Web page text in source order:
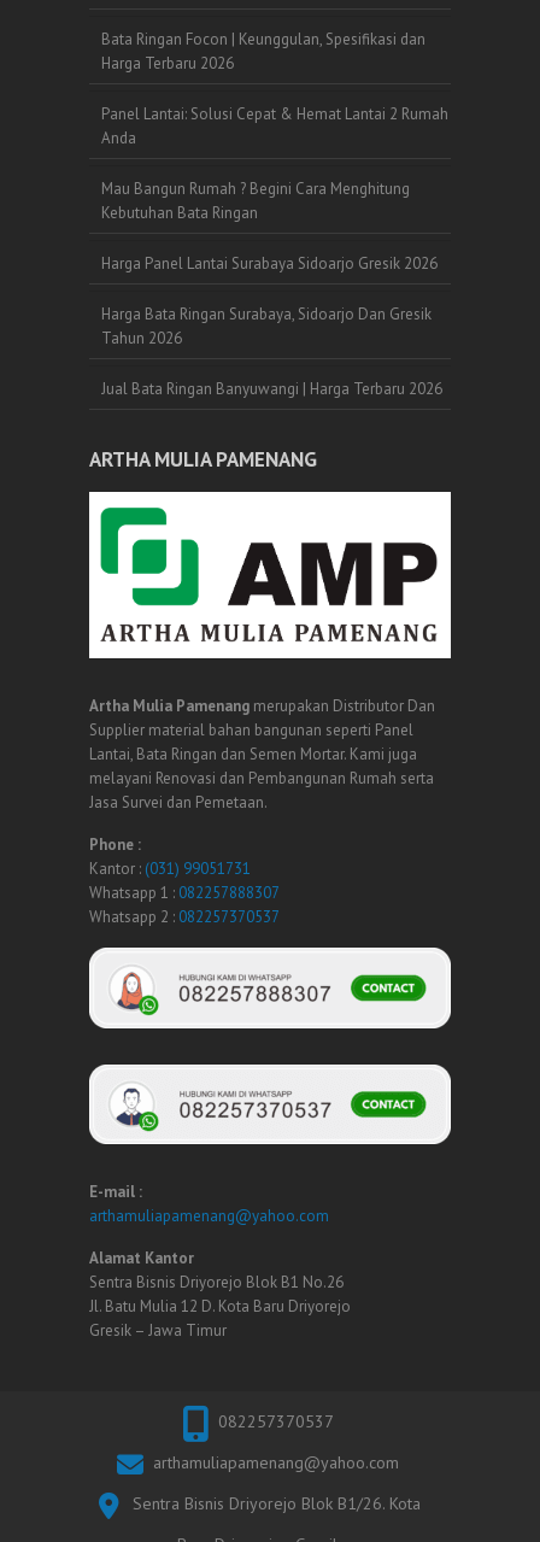
Bata Ringan Focon | Keunggulan, Spesifikasi dan
Harga Terbaru 2026
Panel Lantai: Solusi Cepat & Hemat Lantai 2 Rumah
Anda
Mau Bangun Rumah ? Begini Cara Menghitung
Kebutuhan Bata Ringan
Harga Panel Lantai Surabaya Sidoarjo Gresik 2026
Harga Bata Ringan Surabaya, Sidoarjo Dan Gresik
Tahun 2026
Jual Bata Ringan Banyuwangi | Harga Terbaru 2026
ARTHA MULIA PAMENANG
Artha Mulia Pamenang merupakan Distributor Dan
Supplier material bahan bangunan seperti Panel
Lantai, Bata Ringan dan Semen Mortar. Kami juga
melayani Renovasi dan Pembangunan Rumah serta
Jasa Survei dan Pemetaan.
Phone :
Kantor : (031) 99051731
Whatsapp 1 : 082257888307
Whatsapp 2 : 082257370537
E-mail :
arthamuliapamenang@yahoo.com
Alamat Kantor
Sentra Bisnis Driyorejo Blok B1 No.26
Jl. Batu Mulia 12 D. Kota Baru Driyorejo
Gresik – Jawa Timur
082257370537
arthamuliapamenang@yahoo.com
Sentra Bisnis Driyorejo Blok B1/26. Kota